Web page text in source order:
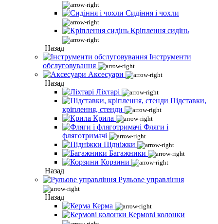
Сидіння і чохли
Кріплення сидінь
Назад
Інструменти
обслуговування
Аксесуари
Назад
Ліхтарі
Підставки,
кріплення, стенди
Крила
Фляги і
фляготримачі
Підніжки
Багажники
Корзини
Назад
Рульове управління
Назад
Керма
Кермові колонки